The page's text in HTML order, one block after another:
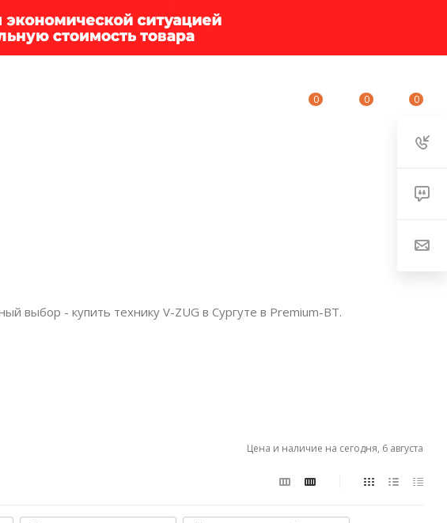
0 0 0
выбор - купить технику V-ZUG в Сургуте в Premium-BT.
Цена и наличие на сегодня, 6 августа